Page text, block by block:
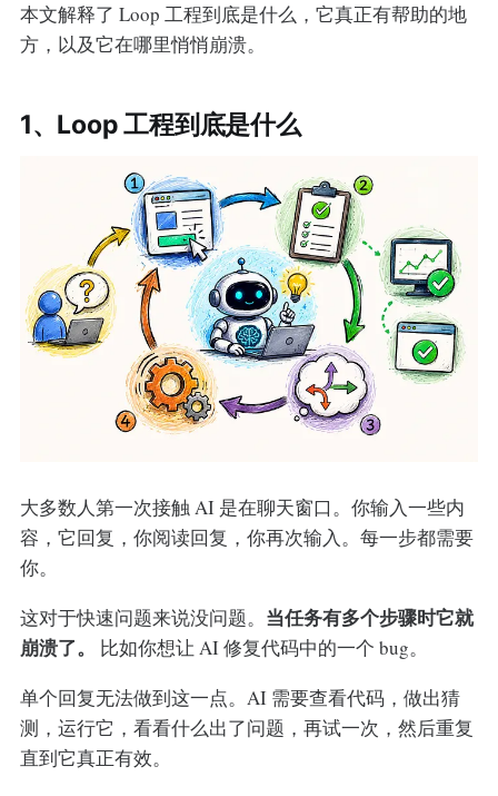
本文解释了 Loop 工程到底是什么，它真正有帮助的地
方，以及它在哪里悄悄崩溃。
1、Loop 工程到底是什么
大多数人第一次接触 AI 是在聊天窗口。你输入一些内
容，它回复，你阅读回复，你再次输入。每一步都需要
你。
这对于快速问题来说没问题。 当任务有多个步骤时它就
崩溃了。
比如你想让 AI 修复代码中的一个 bug。
单个回复无法做到这一点。AI 需要查看代码，做出猜
测，运行它，看看什么出了问题，再试一次，然后重复
直到它真正有效。